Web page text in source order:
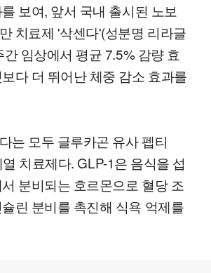
보여, 앞서 국내 출시된 노보
치료제 '삭센다'(성분명 리라글
임상에서 평균 7.5% 감량 효
다 더 뛰어난 체중 감소 효과를
는 모두 글루카곤 유사 펩티
치료제다. GLP-1은 음식을 섭
분비되는 호르몬으로 혈당 조
린 분비를 촉진해 식욕 억제를